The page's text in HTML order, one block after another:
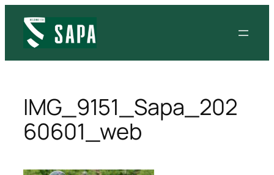
IMG_9151_Sapa_202
60601_web